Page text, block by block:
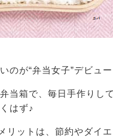
のが“弁当女子”デビュー
当箱で、毎日手作りし
はず♪
リットは、節約やダイ